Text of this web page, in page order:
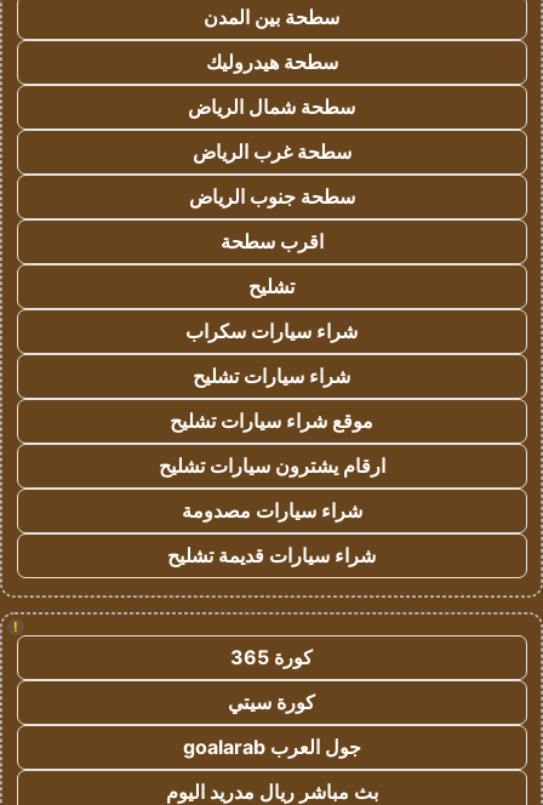
سطحة بين المدن
سطحة هيدروليك
سطحة شمال الرياض
سطحة غرب الرياض
سطحة جنوب الرياض
اقرب سطحة
تشليح
شراء سيارات سكراب
شراء سيارات تشليح
موقع شراء سيارات تشليح
ارقام يشترون سيارات تشليح
شراء سيارات مصدومة
شراء سيارات قديمة تشليح
!
كورة 365
كورة سيتي
جول العرب goalarab
بث مباشر ريال مدريد اليوم